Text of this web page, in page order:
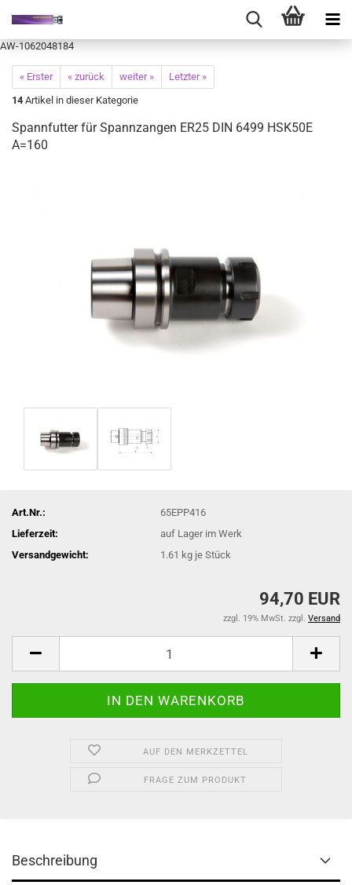
AW-1062048184
« Erster « zurück weiter »
Letzter »
14 Artikel in dieser Kategorie
Spannfutter für Spannzangen ER25 DIN 6499 HSK50E
A=160
Art.Nr.:
65EPP416
Lieferzeit:
auf Lager im Werk
Versandgewicht:
1.61 kg je Stück
94,70 EUR
zzgl. 19% MwSt. zzgl. Versand
AUF DEN MERKZETTEL
FRAGE ZUM PRODUKT
Beschreibung